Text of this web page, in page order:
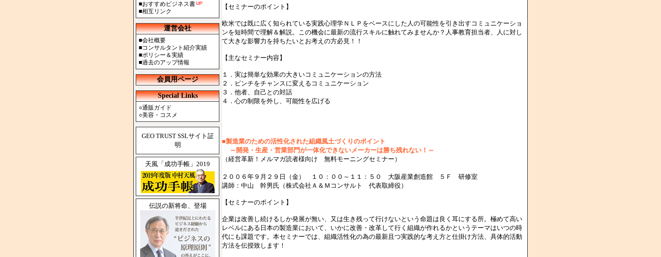
■おすすめビジネス書
■相互リンク
運営会社
■会社概要
■コンサルタント紹介実績
■ポリシー＆実績
■過去のアップ情報
会員用ページ
Special Links
○通販ガイド
○美容・コスメ
GEO TRUST SSLサイト証
明
天風「成功手帳」2019
伝説の新将命、登場
【セミナーのポイント】
欧米では既に広く知られている実践心理学ＮＬＰをベースにした人の可能性を引き出すコミュニケーショ
ンを短時間で理解＆解説。この機会に最新の流行スキルに触れてみませんか？人事教育担当者、人に対し
て大きな影響力を持ちたいとお考えの方必見！！
【主なセミナー内容】
１．実は簡単な効果の大きいコミュニケーションの方法
２．ピンチをチャンスに変えるコミュニケーション
３．他者、自己との対話
４．心の制限を外し、可能性を広げる
■製造業のための活性化された組織風土づくりのポイント
～開発・生産・営業部門が一体化できないメーカーは勝ち残れない！～
（経営革新！メルマガ読者様向け 無料モーニングセミナー）
２００６年９月２９日（金） １０：００～１１：５０ 大阪産業創造館 ５Ｆ 研修室
講師：中山 幹男氏（株式会社Ａ＆Ｍコンサルト 代表取締役）
【セミナーのポイント】
企業は改善し続けるしか発展が無い、又は生き残って行けないという命題は良く耳にする所。極めて高い
レベルにある日本の製造業において、いかに改善・改革して行く組織が作れるかというテーマはいつの時
代にも課題です。本セミナーでは、組織活性化の為の最新且つ実践的な考え方と仕掛け方法、具体的活動
方法を伝授致します！